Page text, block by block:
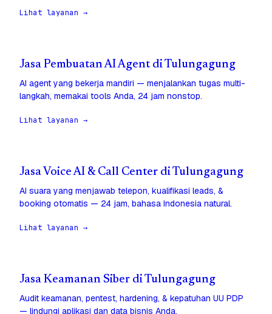
Lihat layanan →
Jasa Pembuatan AI Agent di Tulungagung
AI agent yang bekerja mandiri — menjalankan tugas multi-
langkah, memakai tools Anda, 24 jam nonstop.
Lihat layanan →
Jasa Voice AI & Call Center di Tulungagung
AI suara yang menjawab telepon, kualifikasi leads, &
booking otomatis — 24 jam, bahasa Indonesia natural.
Lihat layanan →
Jasa Keamanan Siber di Tulungagung
Audit keamanan, pentest, hardening, & kepatuhan UU PDP
— lindungi aplikasi dan data bisnis Anda.